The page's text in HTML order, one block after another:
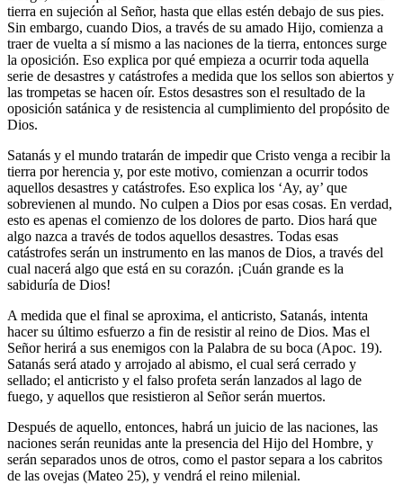
tierra en sujeción al Señor, hasta que ellas estén debajo de sus pies.
Sin embargo, cuando Dios, a través de su amado Hijo, comienza a
traer de vuelta a sí mismo a las naciones de la tierra, entonces surge
la oposición. Eso explica por qué empieza a ocurrir toda aquella
serie de desastres y catástrofes a medida que los sellos son abiertos y
las trompetas se hacen oír. Estos desastres son el resultado de la
oposición satánica y de resistencia al cumplimiento del propósito de
Dios.
Satanás y el mundo tratarán de impedir que Cristo venga a recibir la
tierra por herencia y, por este motivo, comienzan a ocurrir todos
aquellos desastres y catástrofes. Eso explica los ‘Ay, ay’ que
sobrevienen al mundo. No culpen a Dios por esas cosas. En verdad,
esto es apenas el comienzo de los dolores de parto. Dios hará que
algo nazca a través de todos aquellos desastres. Todas esas
catástrofes serán un instrumento en las manos de Dios, a través del
cual nacerá algo que está en su corazón. ¡Cuán grande es la
sabiduría de Dios!
A medida que el final se aproxima, el anticristo, Satanás, intenta
hacer su último esfuerzo a fin de resistir al reino de Dios. Mas el
Señor herirá a sus enemigos con la Palabra de su boca (Apoc. 19).
Satanás será atado y arrojado al abismo, el cual será cerrado y
sellado; el anticristo y el falso profeta serán lanzados al lago de
fuego, y aquellos que resistieron al Señor serán muertos.
Después de aquello, entonces, habrá un juicio de las naciones, las
naciones serán reunidas ante la presencia del Hijo del Hombre, y
serán separados unos de otros, como el pastor separa a los cabritos
de las ovejas (Mateo 25), y vendrá el reino milenial.